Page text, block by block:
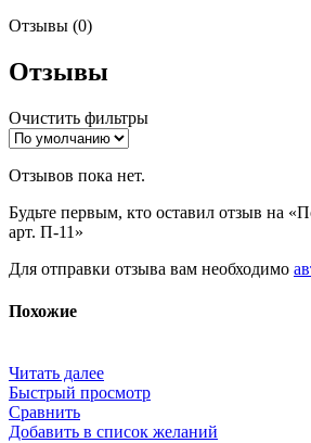
Отзывы (0)
Отзывы
Очистить фильтры
Отзывов пока нет.
Будьте первым, кто оставил отзыв на
арт. П-11»
Для отправки отзыва вам необходимо
Похожие
Читать далее
Быстрый просмотр
Сравнить
Добавить в список желаний